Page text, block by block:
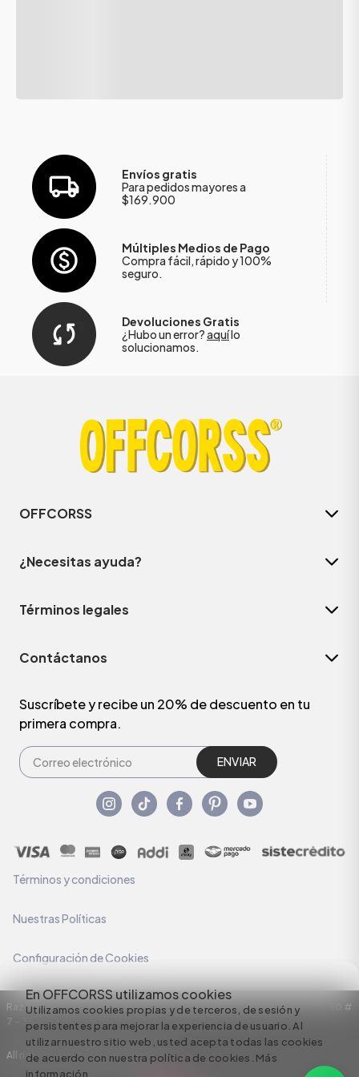
En OFFCORSS utilizamos cookies
Utilizamos cookies propias y de terceros, de sesión y
persistentes para mejorar la experiencia de usuario. Al
utilizar nuestro sitio web, usted acepta todas las cookies
de acuerdo con nuestra política de cookies. Más
información
Envíos gratis
Para pedidos mayores a
$169.900
Múltiples Medios de Pago
Compra fácil, rápido y 100%
seguro.
Devoluciones Gratis
¿Hubo un error?aquílo
solucionamos.
OFFCORSS
¿Necesitas ayuda?
Términos legales
Contáctanos
Suscríbete y recibe un 20% de descuento en tu
primera compra.
ENVIAR
Términos y condiciones
Nuestras Políticas
Configuración de Cookies
Razón Social: C.I HERMECO S.A. NIT: 890924167-6 Dirección: Carrera 50 #
7 – 35
All rights reserved empowered by